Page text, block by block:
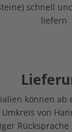
schnell
liefern
können ab
von